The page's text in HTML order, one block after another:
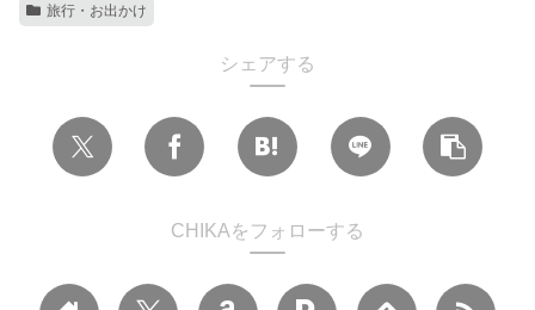
旅行・お出かけ
シェアする
CHIKAをフォローする